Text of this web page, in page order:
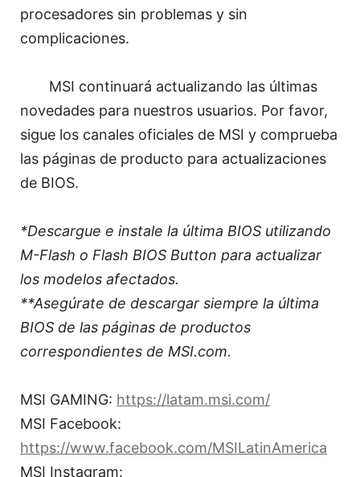
procesadores sin problemas y sin
complicaciones.
MSI continuará actualizando las últimas
novedades para nuestros usuarios. Por favor,
sigue los canales oficiales de MSI y comprueba
las páginas de producto para actualizaciones
de BIOS.
*Descargue e instale la última BIOS utilizando
M-Flash o Flash BIOS Button para actualizar
los modelos afectados.
**Asegúrate de descargar siempre la última
BIOS de las páginas de productos
correspondientes de MSI.com.
MSI GAMING: https://latam.msi.com/
MSI Facebook:
https://www.facebook.com/MSILatinAmerica
MSI Instagram: